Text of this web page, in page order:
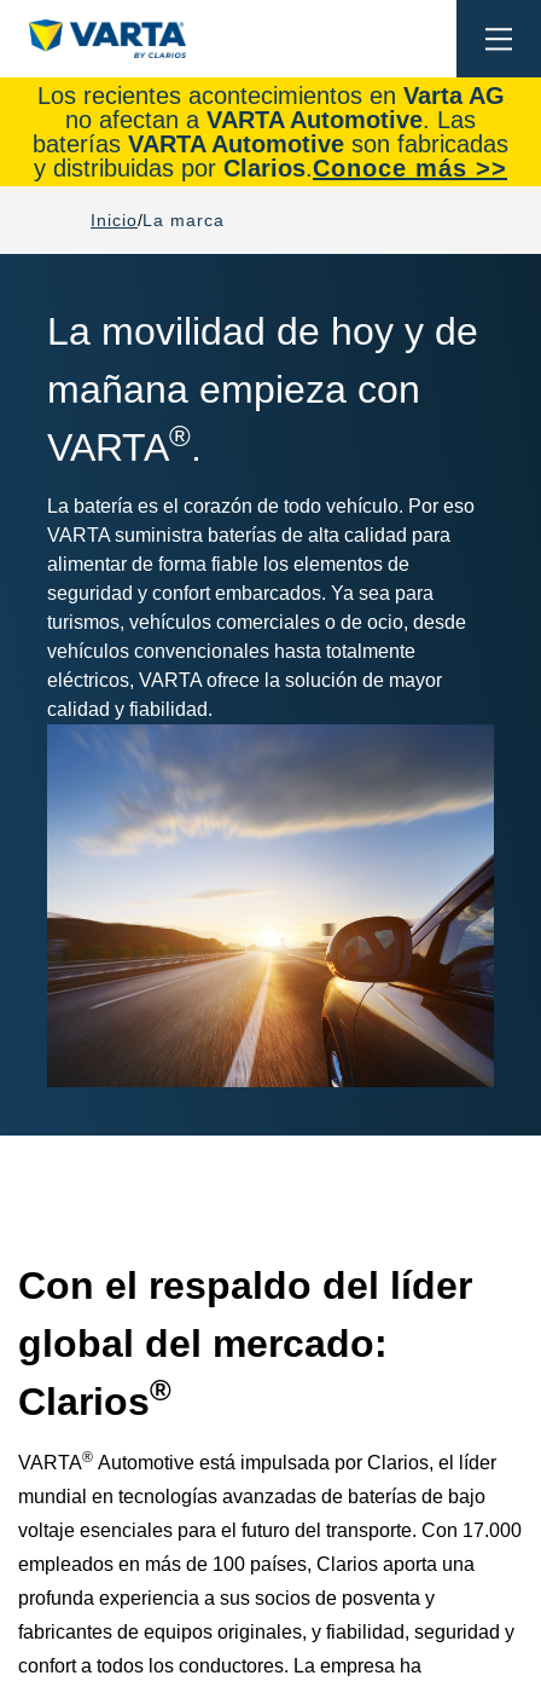
Los recientes acontecimientos en Varta AG
no afectan a VARTA Automotive. Las
baterías VARTA Automotive son fabricadas
y distribuidas por Clarios.Conoce más >>
Inicio La marca
La movilidad de hoy y de
mañana empieza con
VARTA®.
La batería es el corazón de todo vehículo. Por eso
VARTA suministra baterías de alta calidad para
alimentar de forma fiable los elementos de
seguridad y confort embarcados. Ya sea para
turismos, vehículos comerciales o de ocio, desde
vehículos convencionales hasta totalmente
eléctricos, VARTA ofrece la solución de mayor
calidad y fiabilidad.
Con el respaldo del líder
global del mercado:
Clarios®
VARTA® Automotive está impulsada por Clarios, el líder
mundial en tecnologías avanzadas de baterías de bajo
voltaje esenciales para el futuro del transporte. Con 17.000
empleados en más de 100 países, Clarios aporta una
profunda experiencia a sus socios de posventa y
fabricantes de equipos originales, y fiabilidad, seguridad y
confort a todos los conductores. La empresa ha